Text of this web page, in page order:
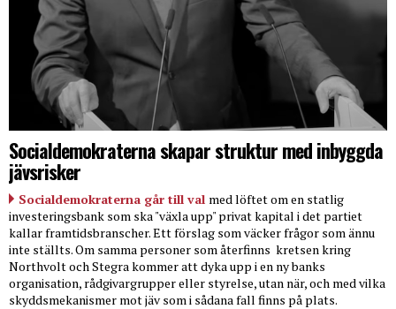
Socialdemokraterna skapar struktur med inbyggda
jävsrisker
Socialdemokraterna går till val med löftet om en statlig
investeringsbank som ska "växla upp" privat kapital i det partiet
kallar framtidsbranscher. Ett förslag som väcker frågor som ännu
inte ställts. Om samma personer som återfinns kretsen kring
Northvolt och Stegra kommer att dyka upp i en ny banks
organisation, rådgivargrupper eller styrelse, utan när, och med vilka
skyddsmekanismer mot jäv som i sådana fall finns på plats.